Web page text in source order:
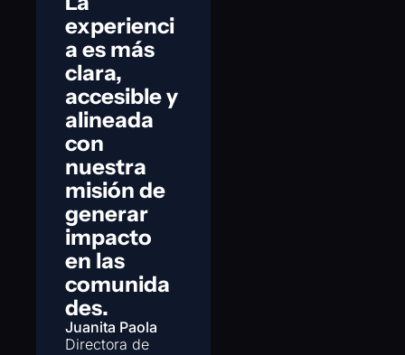
experienci
a es más
clara,
accesible y
alineada
con
nuestra
misión de
generar
impacto
en las
comunida
des.
Juanita Paola
Directora de